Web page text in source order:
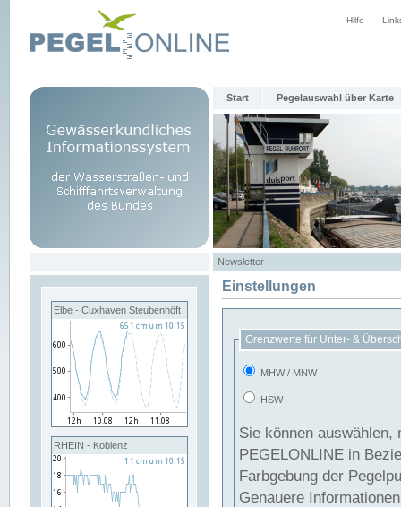
Hilfe
Start Pegelauswahl über Karte
Newsletter
Elbe - Cuxhaven Steubenhöft
RHEIN - Koblenz
Einstellungen
Grenzwerte für Unter- &
MHW / MNW
HSW
Sie können
PEGELONLINE in Beziehung
Farbgebung der
Genauere